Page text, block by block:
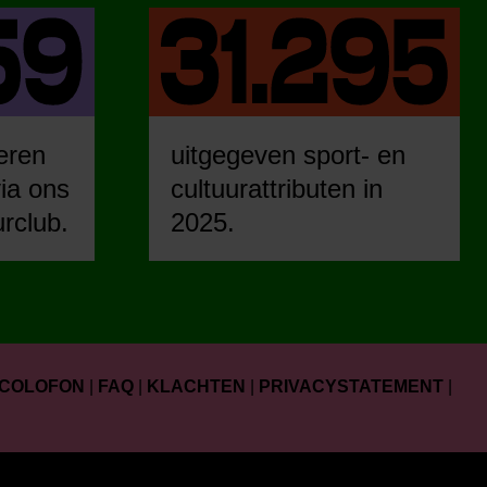
ons
uitgegeven sport- en
cultuurattributen in
2025.
COLOFON FAQ KLACHTEN PRIVACYSTATEMENT